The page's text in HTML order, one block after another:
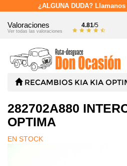
¿ALGUNA DUDA? Llamanos
Valoraciones
Ver todas las valoraciones
4.81/5
RECAMBIOS KIA KIA
282702A880
OPTIMA
EN STOCK